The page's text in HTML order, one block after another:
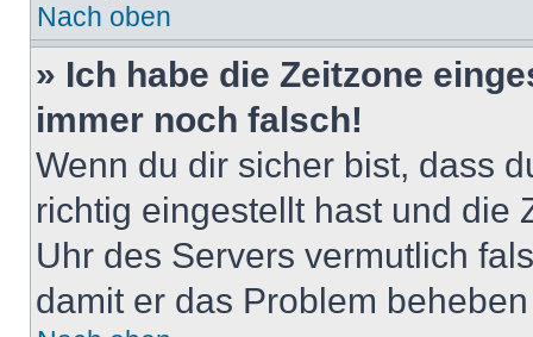
Nach oben
» Ich habe die Zeitzone
immer noch falsch!
Wenn du dir sicher bist, dass
richtig eingestellt hast und die
Uhr des Servers vermutlich
damit er das Problem